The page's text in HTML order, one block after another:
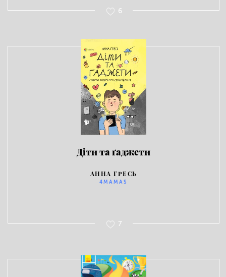
6
Діти та ґаджети
АННА ГРЕСЬ
4MAMAS
7